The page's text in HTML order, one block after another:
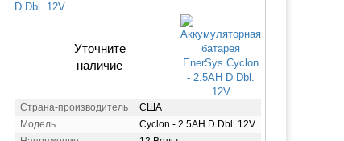
D Dbl. 12V
Уточните
наличие
Страна-производитель
США
Модель
Cyclon - 2.5AH D Dbl. 12V